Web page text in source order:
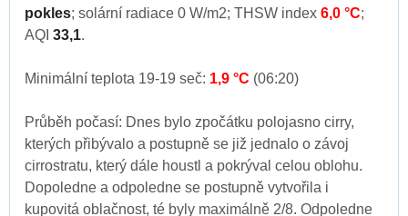
pokles; solární radiace 0 W/m2; THSW index 6,0 °C;
AQI 33,1.
Minimální teplota 19-19 seč: 1,9 °C (06:20)
Průběh počasí: Dnes bylo zpočátku polojasno cirry,
kterých přibývalo a postupně se již jednalo o závoj
cirrostratu, který dále houstl a pokrýval celou oblohu.
Dopoledne a odpoledne se postupně vytvořila i
kupovitá oblačnost, té byly maximálně 2/8. Odpoledne